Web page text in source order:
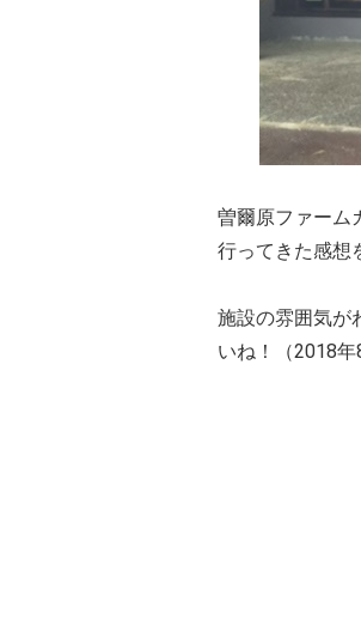
曽爾原ファーム
行ってきた感想
施設の雰囲気が
いね！（2018年